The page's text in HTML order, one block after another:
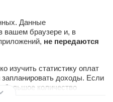
Данные
вашем браузере и, в
не передаются
изучить статистику оплат
доходы. Если
большое количество
и сколько денег вы